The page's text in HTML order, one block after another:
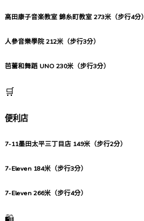
高田康子音楽教室 錦糸町教室 273米（步行4分）
人參音樂學院 212米（步行3分）
芭蕾和舞蹈 UNO 230米（步行3分）
🛒
便利店
7-11墨田太平三丁目店 149米（步行2分）
7-Eleven 184米（步行3分）
7-Eleven 266米（步行4分）